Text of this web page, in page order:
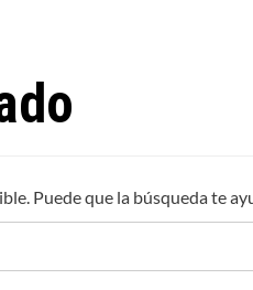
Puede que la búsqueda te